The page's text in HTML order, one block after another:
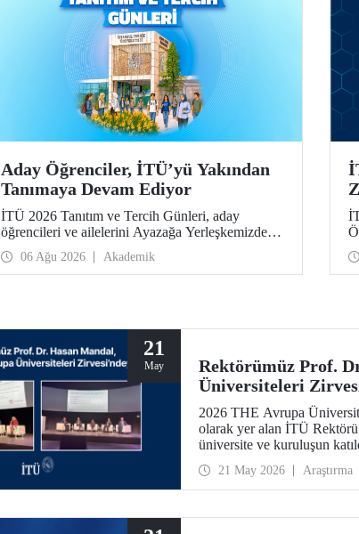
Aday Öğrenciler, İTÜ’yü Yakından
Tanımaya Devam Ediyor
İTÜ 2026 Tanıtım ve Tercih Günleri, aday
öğrencileri ve ailelerini Ayazağa Yerleşkemizde
ağırlamaya devam ediyor. Tanıtım ve Tercih
Günleri 7 Ağustos’ta tamamlanacak, ilgili fakülte
ve birimler adaylara bilgi vermeye devam edecek.
06 Ağu 2026 Akademik
21
May
Rektörümüz Prof.
Üniversiteleri
2026 THE Avrupa
olarak yer alan İTÜ
üniversite ve kuruluşun
21 May 2026 Araştırma